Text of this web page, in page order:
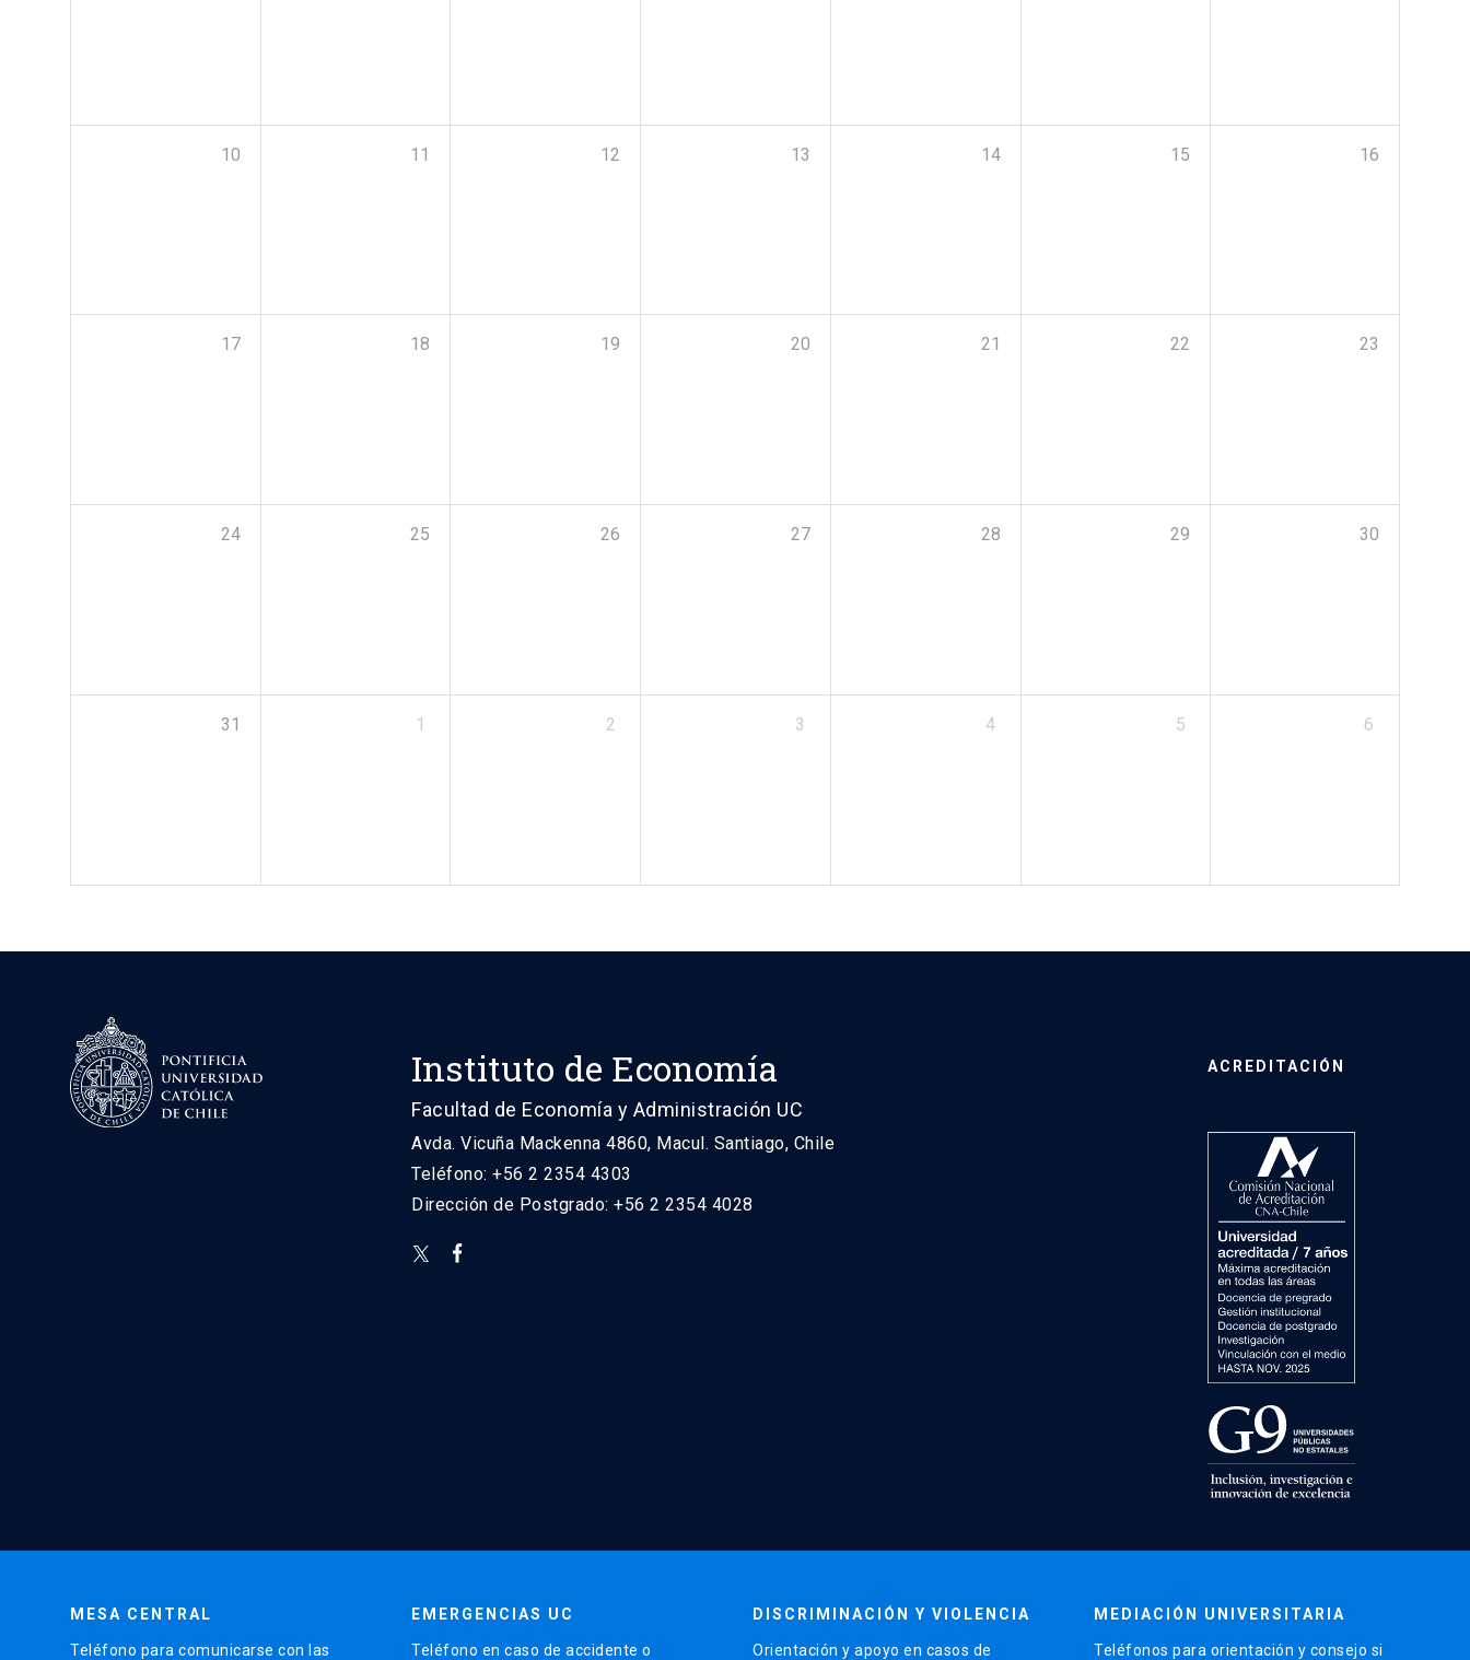
10 11 12 13 14 15 16
17 18 19 20 21 22 23
24 25 26 27 28 29 30
31 1 2 3 4 5 6
Instituto de Economía
Facultad de Economía y Administración UC
Avda. Vicuña Mackenna 4860, Macul. Santiago, Chile
Teléfono: +56 2 2354 4303
Dirección de Postgrado: +56 2 2354 4028
ACREDITACIÓN
MESA CENTRAL
Teléfono para comunicarse con las
EMERGENCIAS UC
Teléfono en caso de accidente o
DISCRIMINACIÓN Y VIOLENCIA
Orientación y apoyo en casos de
MEDIACIÓN UNIVERSITARIA
Teléfonos para orientación y consejo si